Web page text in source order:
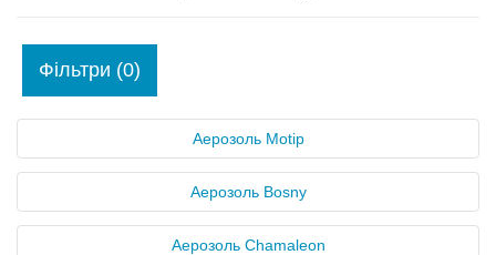
Фiльтри (0)
Аерозоль Motip
Аерозоль Bosny
Аерозоль Chamaleon